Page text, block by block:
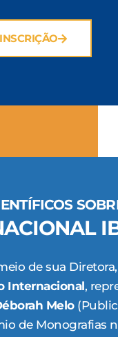
INSCRIÇÃO
de sua Diretora,
Internacional,
Melo
de Monografias